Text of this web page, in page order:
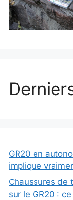
GR20 en
implique
Chaussures de
sur le GR20 :